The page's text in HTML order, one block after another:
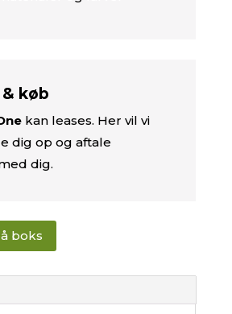
køb
kan leases. Her vil vi
dig op og aftale
dig.
boks